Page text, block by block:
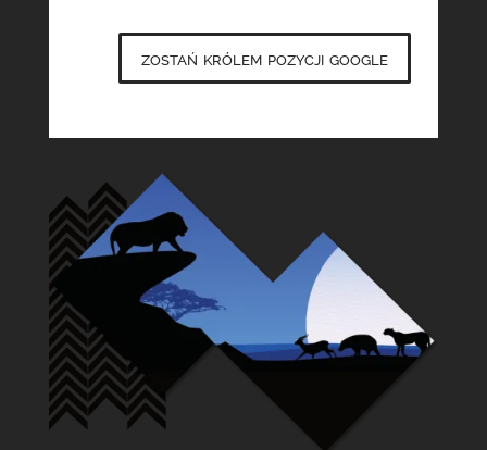
zostań królem pozycji google